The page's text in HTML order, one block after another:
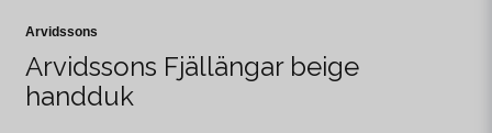
Arvidssons
Arvidssons Fjällängar beige
handduk